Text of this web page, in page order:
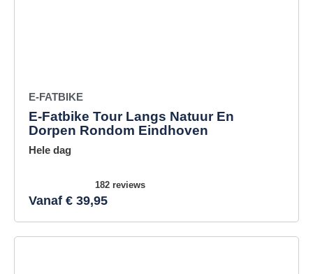
E-FATBIKE
E-Fatbike Tour Langs Natuur En
Dorpen Rondom Eindhoven
Hele dag
182 reviews
Vanaf € 39,95